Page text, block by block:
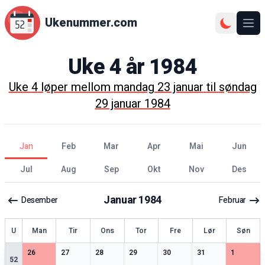
Ukenummer.com
Uke4år 1984
Uke4løper mellommandag 23 januartilsøndag
29 januar 1984
jan feb mar apr mai
jun
jul
aug sep okt nov des
Desember Januar1984 Februar
Uke Man Tir Ons Tor Fre Lør Søn
52
26
3spesielle datoer
27
3spesielle datoer
28
2spesielle datoer
29
3spesielle datoer
30
3spesielle datoer
31
1spesielle datoer
13